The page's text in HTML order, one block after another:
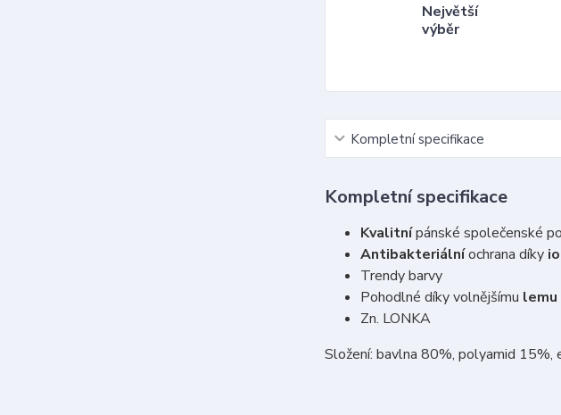
Největší
výběr
Kompletní specifikace
Kompletní specifikace
Kvalitnípánské společenské
Antibakteriálníochrana díky
Trendy barvy
Pohodlné díky volnějšímu lemu
Zn. LONKA
Složení: bavlna 80%, polyamid 15%,